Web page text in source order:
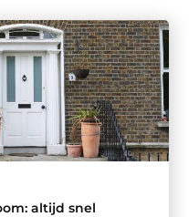
altijd snel